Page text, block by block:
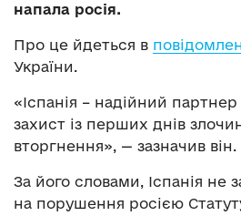
напала росія.
Про це йдеться в
України.
«Іспанія – надійний
захист із перших днів
вторгнення», — зазначив він.
За його словами, Іспанія не
на порушення росією